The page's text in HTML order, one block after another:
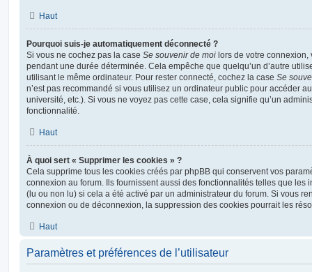
Haut
Pourquoi suis-je automatiquement déconnecté ?
Si vous ne cochez pas la case Se souvenir de moi lors de votre connexion,
pendant une durée déterminée. Cela empêche que quelqu’un d’autre
utilisant le même ordinateur. Pour rester connecté, cochez la case Se
n’est pas recommandé si vous utilisez un ordinateur public pour accéder
université, etc.). Si vous ne voyez pas cette case, cela signifie qu’un
fonctionnalité.
Haut
À quoi sert « Supprimer les cookies » ?
Cela supprime tous les cookies créés par phpBB qui conservent vos
connexion au forum. Ils fournissent aussi des fonctionnalités telles que les
(lu ou non lu) si cela a été activé par un administrateur du forum. Si vous
connexion ou de déconnexion, la suppression des cookies pourrait les
Haut
Paramètres et préférences de l’utilisateur